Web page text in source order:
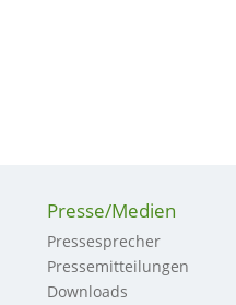
Presse/Medien
Pressesprecher
Pressemitteilungen
Downloads